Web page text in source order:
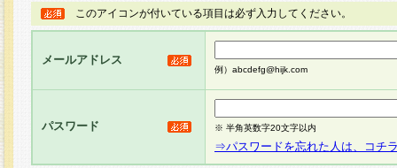
このアイコンが付いている項目は必ず入力してください。
メールアドレス
例）abcdefg@hijk.com
パスワード ※ 半角英数字20文字以内
⇒パスワードを忘れた人は、コチ